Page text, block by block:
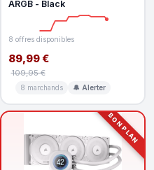
ARGB - Black
8 offres disponibles
89,99 €
109,95 €
8 marchands 🔔 Alerter
BON PLAN